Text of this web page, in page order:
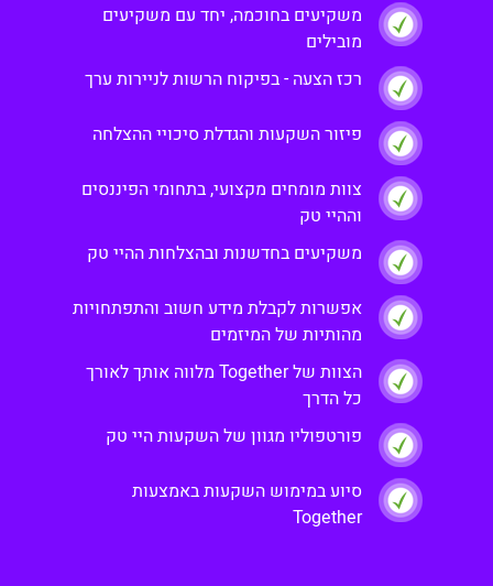
משקיעים בחוכמה, יחד עם משקיעים
מובילים
רכז הצעה - בפיקוח הרשות לניירות ערך
פיזור השקעות והגדלת סיכויי ההצלחה
צוות מומחים מקצועי, בתחומי הפיננסים
וההיי טק
משקיעים בחדשנות ובהצלחות ההיי טק
אפשרות לקבלת מידע חשוב והתפתחויות
מהותיות של המיזמים
הצוות של Together מלווה אותך לאורך
כל הדרך
פורטפוליו מגוון של השקעות היי טק
סיוע במימוש השקעות באמצעות
Together